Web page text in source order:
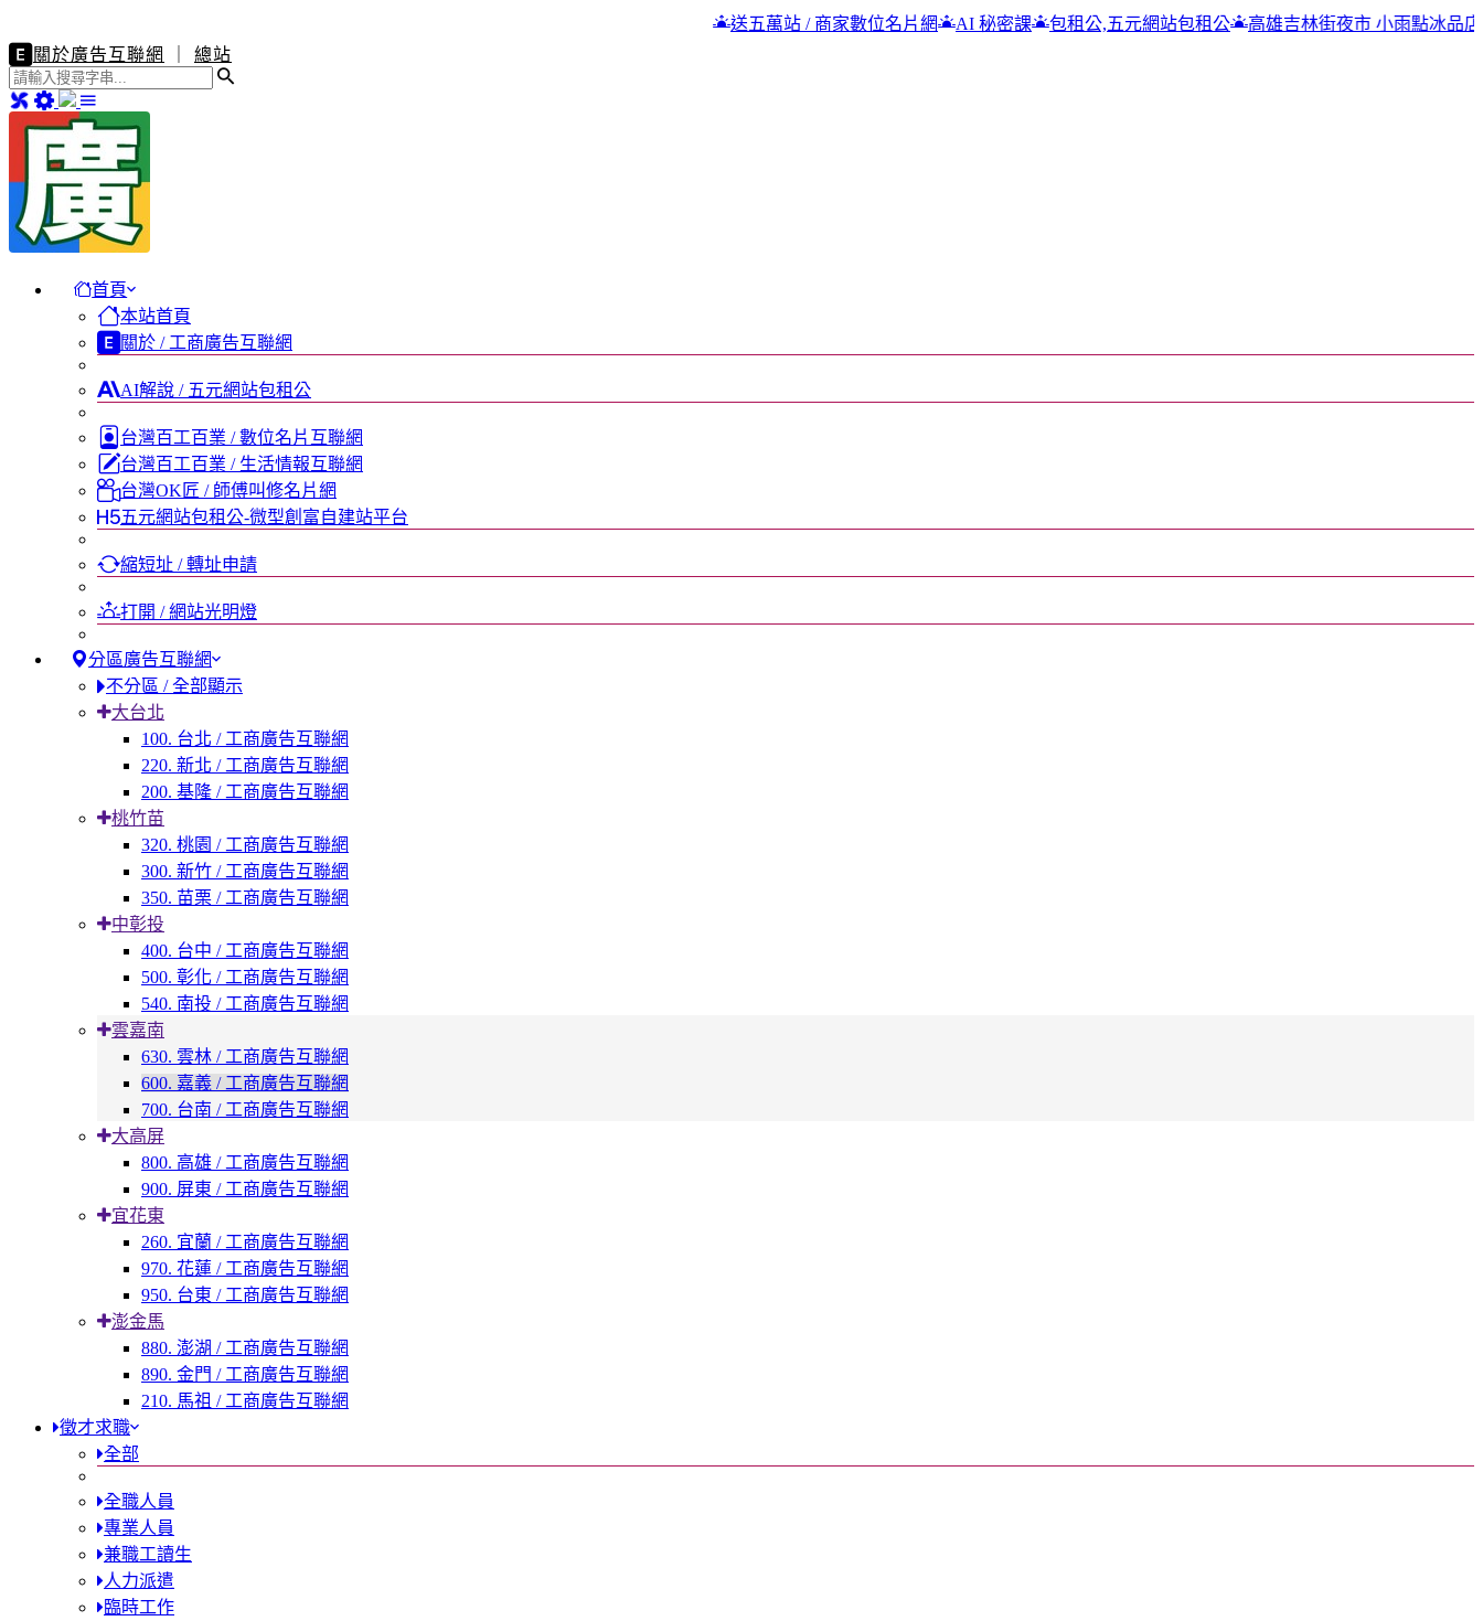
送五萬站 / 商家數位名片網 AI 秘密課 包租公,五元網站包租公 高雄吉林街夜市 小雨點冰品店
包租公
關於廣告互聯網
總站
首頁
本站首頁
關於 / 工商廣告互聯網
AI解說 / 五元網站包租公
台灣百工百業 / 數位名片互聯網
台灣百工百業 / 生活情報互聯網
台灣OK匠 / 師傅叫修名片網
五元網站包租公-微型創富自建站平台
縮短址 / 轉址申請
打開 / 網站光明燈
分區廣告互聯網
不分區 / 全部顯示
大台北
100. 台北 / 工商廣告互聯網
220. 新北 / 工商廣告互聯網
200. 基隆 / 工商廣告互聯網
桃竹苗
320. 桃園 / 工商廣告互聯網
300. 新竹 / 工商廣告互聯網
350. 苗栗 / 工商廣告互聯網
中彰投
400. 台中 / 工商廣告互聯網
500. 彰化 / 工商廣告互聯網
540. 南投 / 工商廣告互聯網
雲嘉南
630. 雲林 / 工商廣告互聯網
600. 嘉義 / 工商廣告互聯網
700. 台南 / 工商廣告互聯網
大高屏
800. 高雄 / 工商廣告互聯網
900. 屏東 / 工商廣告互聯網
宜花東
260. 宜蘭 / 工商廣告互聯網
970. 花蓮 / 工商廣告互聯網
950. 台東 / 工商廣告互聯網
澎金馬
880. 澎湖 / 工商廣告互聯網
890. 金門 / 工商廣告互聯網
210. 馬祖 / 工商廣告互聯網
徵才求職
全部
全職人員
專業人員
兼職工讀生
人力派遣
臨時工作